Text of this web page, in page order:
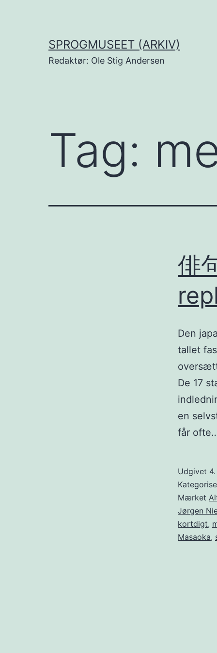
SPROGMUSEET (ARKIV)
Redaktør: Ole Stig Andersen
Tag:
俳
Den
tallet
De 17
en
får
Udgivet
Mærket
Jørgen
kortdigt,
Masaoka,